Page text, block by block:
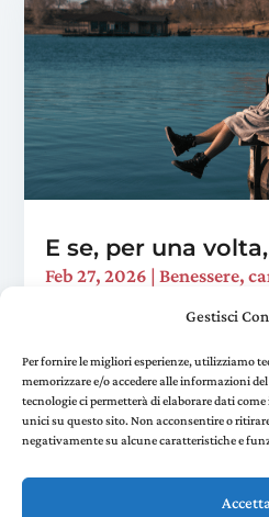
Gestisci
Per fornire le migliori esperienze, utilizziamo
memorizzare e/o accedere alle informazioni
tecnologie ci permetterà di elaborare dati
unici su questo sito. Non acconsentire o
negativamente su alcune caratteristiche e
Accetta
E se, per una
Feb 27, 2026 |Benessere,
la casa, risposto a quella
attimo". Ti siedi sul divano
fatto una sola cosa per te in